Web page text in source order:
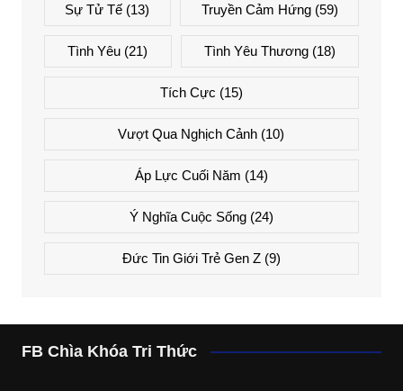
Sự Tử Tế (13) Truyền Cảm Hứng(59)
Tình Yêu (21) Tình Yêu Thương(18)
Tích Cực (15)
Vượt Qua Nghịch Cảnh (10)
Áp Lực Cuối Năm (14)
Ý Nghĩa Cuộc Sống(24)
Đức Tin Giới Trẻ Gen Z(9)
FB Chìa Khóa Tri Thức